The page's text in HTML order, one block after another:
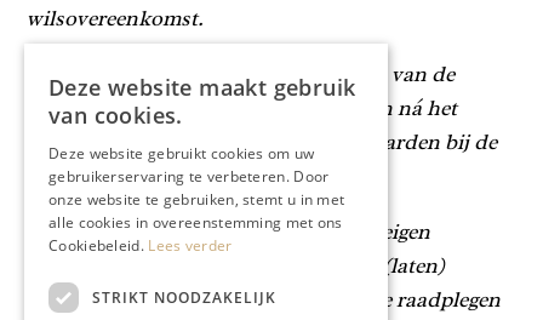
wilsovereenkomst.
De waarborgsom/bankgarantie is 10% van de
koopsom. De koper dient deze 2 weken ná het
vervallen van de ontbindende voorwaarden bij de
desbetreffende notaris te deponeren.
Koper is te allen tijde gerechtigd voor eigen
rekening een bouwkundige keuring te (laten)
verrichten dan wel andere adviseurs te raadplegen
Deze website maakt gebruik
van cookies.
Deze website gebruikt cookies om uw
gebruikerservaring te verbeteren. Door
onze website te gebruiken, stemt u in met
alle cookies in overeenstemming met ons
Cookiebeleid. Lees verder
STRIKT NOODZAKELIJK